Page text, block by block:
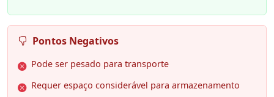
Pontos Negativos
Pode ser pesado para transporte
Requer espaço considerável para armazenamento